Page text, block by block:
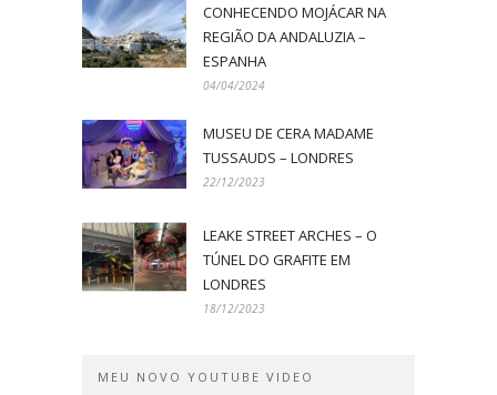
CONHECENDO MOJÁCAR NA
REGIÃO DA ANDALUZIA –
ESPANHA
04/04/2024
MUSEU DE CERA MADAME
TUSSAUDS – LONDRES
22/12/2023
LEAKE STREET ARCHES – O
TÚNEL DO GRAFITE EM
LONDRES
18/12/2023
MEU NOVO YOUTUBE VIDEO